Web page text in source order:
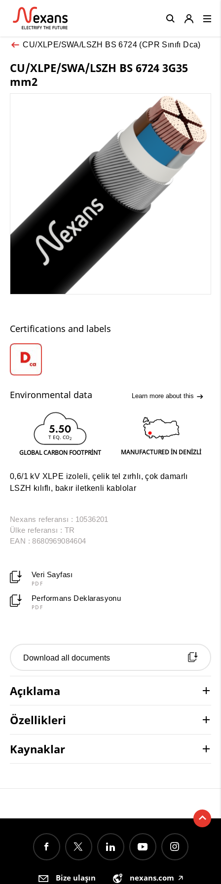
CU/XLPE/SWA/LSZH BS 6724 (CPR Sınıfı Dca)
CU/XLPE/SWA/LSZH BS 6724 3G35
mm2
Certifications and labels
Environmental data Learn more about this
5.50
T EQ. CO2
GLOBAL CARBON FOOTPRINT MANUFACTURED IN DENIZLI
0,6/1 kV XLPE izoleli, çelik tel zırhlı, çok damarlı
LSZH kılıflı, bakır iletkenli kablolar
Nexans referansı : 10536201
Ülke referansı : TR
EAN : 8680969084604
Veri Sayfası
PDF
Performans Deklarasyonu
PDF
Download all documents
Açıklama
Özellikleri
Kaynaklar
Close
Bize ulaşın nexans.com 🡥